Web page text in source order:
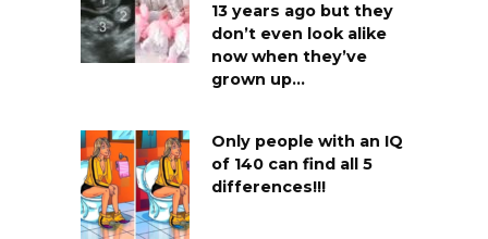
13 years ago but they
don’t even look alike
now when they’ve
grown up…
Only people with an IQ
of 140 can find all 5
differences!!!